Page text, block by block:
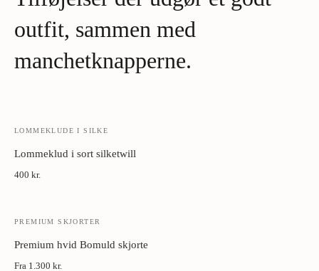
outfit, sammen med
manchetknapperne.
LOMMEKLUDE I SILKE
Lommeklud i sort silketwill
400 kr.
PREMIUM SKJORTER
Premium hvid Bomuld skjorte
Fra 1.300 kr.